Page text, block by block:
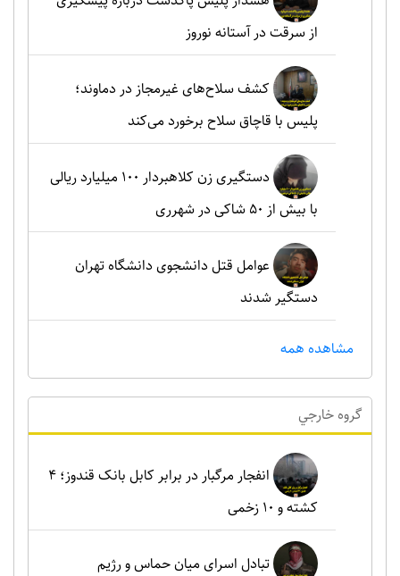
از سرقت در آستانه نوروز
کشف سلاح‌های غیرمجاز در دماوند؛
پلیس با قاچاق سلاح برخورد می‌کند
دستگیری زن کلاهبردار ۱۰۰ میلیارد ریالی
با بیش از ۵۰ شاکی در شهرری
عوامل قتل دانشجوی دانشگاه تهران
دستگیر شدند
مشاهده همه
گروه خارجي
انفجار مرگبار در برابر کابل بانک قندوز؛ ۴
کشته و ۱۰ زخمی
تبادل اسرای میان حماس و رژیم